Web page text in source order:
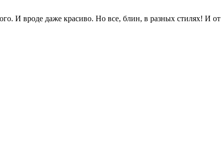
И вроде даже красиво. Но все, блин, в разных стилях! И от